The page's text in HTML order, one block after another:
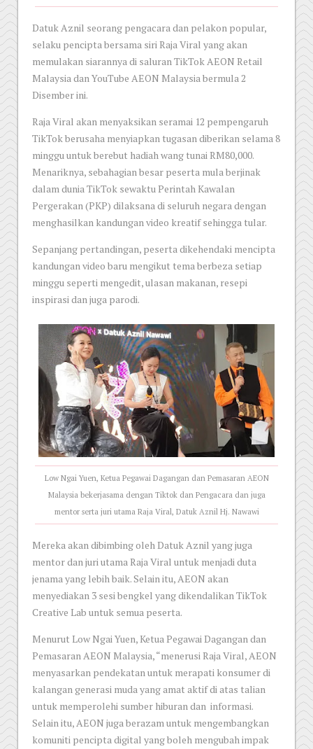
Datuk Aznil seorang pengacara dan pelakon popular,
selaku pencipta bersama siri Raja Viral yang akan
memulakan siarannya di saluran TikTok AEON Retail
Malaysia dan YouTube AEON Malaysia bermula 2
Disember ini.
Raja Viral akan menyaksikan seramai 12 pempengaruh
TikTok berusaha menyiapkan tugasan diberikan selama 8
minggu untuk berebut hadiah wang tunai RM80,000.
Menariknya, sebahagian besar peserta mula berjinak
dalam dunia TikTok sewaktu Perintah Kawalan
Pergerakan (PKP) dilaksana di seluruh negara dengan
menghasilkan kandungan video kreatif sehingga tular.
Sepanjang pertandingan, peserta dikehendaki mencipta
kandungan video baru mengikut tema berbeza setiap
minggu seperti mengedit, ulasan makanan, resepi
inspirasi dan juga parodi.
Low Ngai Yuen, Ketua Pegawai Dagangan dan Pemasaran AEON
Malaysia bekerjasama dengan Tiktok dan Pengacara dan juga
mentor serta juri utama Raja Viral, Datuk Aznil Hj. Nawawi
Mereka akan dibimbing oleh Datuk Aznil yang juga
mentor dan juri utama Raja Viral untuk menjadi duta
jenama yang lebih baik. Selain itu, AEON akan
menyediakan 3 sesi bengkel yang dikendalikan TikTok
Creative Lab untuk semua peserta.
Menurut Low Ngai Yuen, Ketua Pegawai Dagangan dan
Pemasaran AEON Malaysia, “menerusi Raja Viral, AEON
menyasarkan pendekatan untuk merapati konsumer di
kalangan generasi muda yang amat aktif di atas talian
untuk memperolehi sumber hiburan dan informasi.
Selain itu, AEON juga berazam untuk mengembangkan
komuniti pencipta digital yang boleh mengubah impak